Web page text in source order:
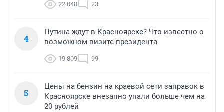
22 048 23
4
Путина ждут в Красноярске? Что известно о
возможном визите президента
19 809 99
5
Цены на бензин на краевой сети заправок в
Красноярске внезапно упали больше чем на
20 рублей